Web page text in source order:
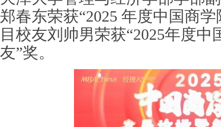
郑春东荣获“2025 年度中国商
目校友刘帅男荣获“2025年度
友”奖。